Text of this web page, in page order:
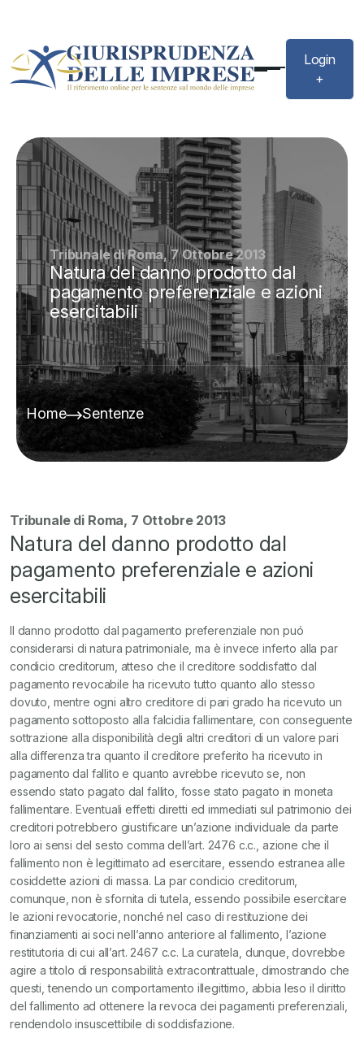
Login
+
Tribunale di Roma, 7 Ottobre 2013
Natura del danno prodotto dal
pagamento preferenziale e azioni
esercitabili
Home Sentenze
Tribunale di Roma, 7 Ottobre 2013
Natura del danno prodotto dal
pagamento preferenziale e azioni
esercitabili
Il danno prodotto dal pagamento preferenziale non puó
considerarsi di natura patrimoniale, ma è invece inferto alla par
condicio creditorum, atteso che il creditore soddisfatto dal
pagamento revocabile ha ricevuto tutto quanto allo stesso
dovuto, mentre ogni altro creditore di pari grado ha ricevuto un
pagamento sottoposto alla falcidia fallimentare, con conseguente
sottrazione alla disponibilità degli altri creditori di un valore pari
alla differenza tra quanto il creditore preferito ha ricevuto in
pagamento dal fallito e quanto avrebbe ricevuto se, non
essendo stato pagato dal fallito, fosse stato pagato in moneta
fallimentare. Eventuali effetti diretti ed immediati sul patrimonio dei
creditori potrebbero giustificare un’azione individuale da parte
loro ai sensi del sesto comma dell’art. 2476 c.c., azione che il
fallimento non è legittimato ad esercitare, essendo estranea alle
cosiddette azioni di massa. La par condicio creditorum,
comunque, non è sfornita di tutela, essendo possibile esercitare
le azioni revocatorie, nonché nel caso di restituzione dei
finanziamenti ai soci nell’anno anteriore al fallimento, l’azione
restitutoria di cui all’art. 2467 c.c. La curatela, dunque, dovrebbe
agire a titolo di responsabilità extracontrattuale, dimostrando che
questi, tenendo un comportamento illegittimo, abbia leso il diritto
del fallimento ad ottenere la revoca dei pagamenti preferenziali,
rendendolo insuscettibile di soddisfazione.